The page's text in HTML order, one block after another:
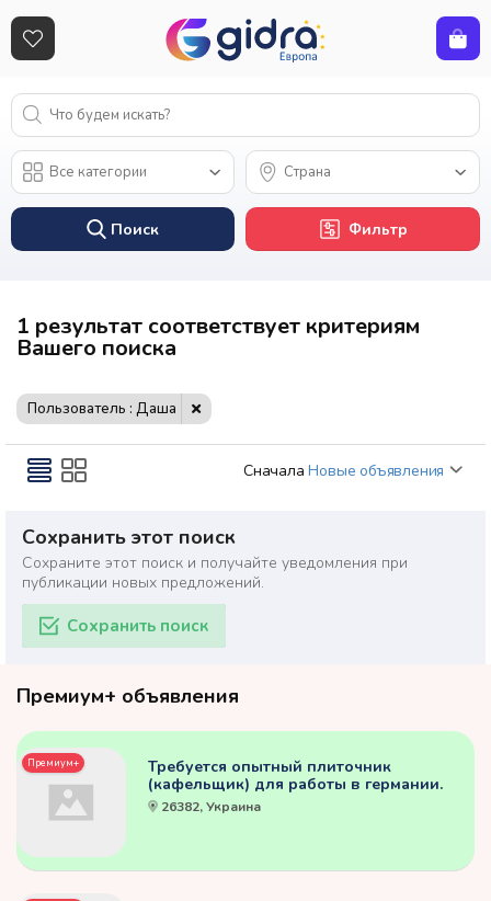
Поиск Фильтр
1 результат соответствует критериям
Вашего поиска
Пользователь : Даша
Сначала Новые объявления
Сохранить этот поиск
Сохраните этот поиск и получайте уведомления при
публикации новых предложений.
Сохранить поиск
Премиум+ объявления
Премиум+
Требуется опытный плиточник
(кафельщик) для работы в германии.
26382, Украина